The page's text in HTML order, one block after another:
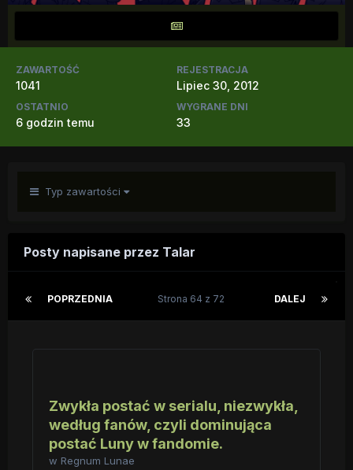
ZAWARTOŚĆ
1041
REJESTRACJA
Lipiec 30, 2012
OSTATNIO
6 godzin temu
WYGRANE DNI
33
Typ zawartości
Posty napisane przez Talar
POPRZEDNIA DALEJ
Strona 64 z 72
Zwykła postać w serialu, niezwykła,
według fanów, czyli dominująca
postać Luny w fandomie.
w Regnum Lunae